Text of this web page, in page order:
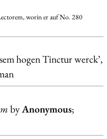
worin er auf No. 280
hogen Tinctur werck’,
byAnonymous;